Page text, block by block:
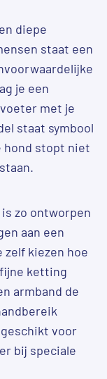
diepe
staat een
je een
met je
staat symbool
hond stopt niet
zo ontworpen
aan een
kiezen hoe
ketting
armband de
voor
bij speciale